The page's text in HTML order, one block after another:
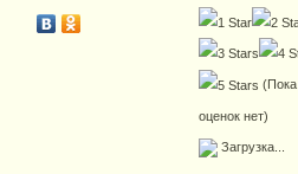
(Пока
оценок нет)
Загрузка...